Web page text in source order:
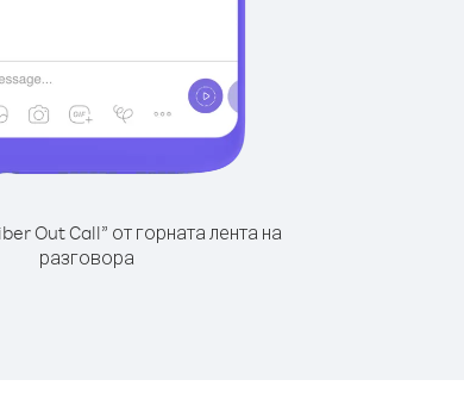
Out Call” от горната лента на
разговора